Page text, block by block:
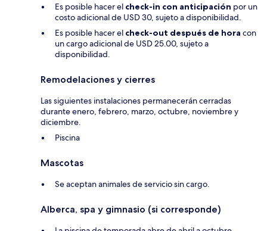
Es posible hacer el check-in con anticipación por un
costo adicional de USD 30, sujeto a disponibilidad.
Es posible hacer el check-out después de hora con
un cargo adicional de USD 25.00, sujeto a
disponibilidad.
Remodelaciones y cierres
Las siguientes instalaciones permanecerán cerradas
durante enero, febrero, marzo, octubre, noviembre y
diciembre.
Piscina
Mascotas
Se aceptan animales de servicio sin cargo.
Alberca, spa y gimnasio (si corresponde)